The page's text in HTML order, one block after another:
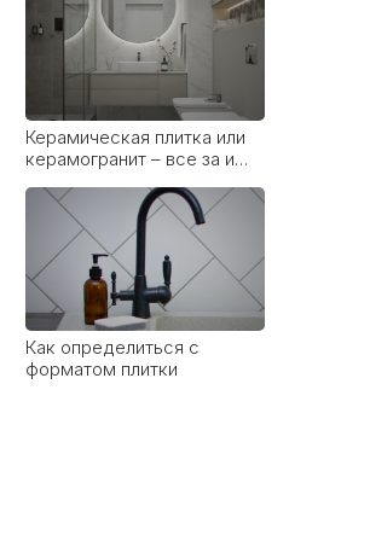
Как определиться с
форматом плитки
Какой клей для
керамогранита выбрать: